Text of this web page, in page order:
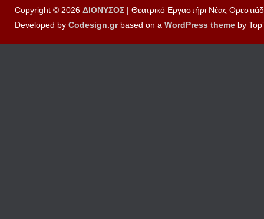
Copyright © 2026 ΔΙΟΝΥΣΟΣ | Θεατρικό Εργαστήρι Νέας
Developed by Codesign.grbased on a WordPress theme by